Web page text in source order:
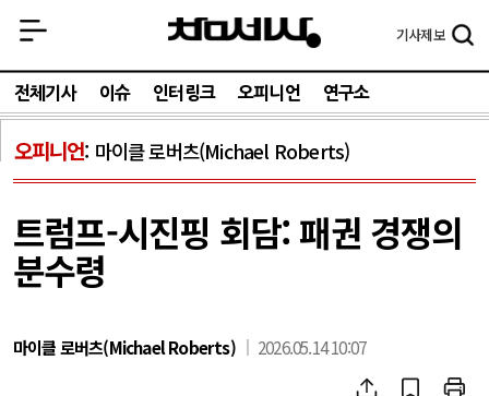
기사제보
전체기사 이슈 인터링크 오피니언 연구소
오피니언 마이클 로버츠(Michael Roberts)
트럼프-시진핑 회담: 패권 경쟁의
분수령
마이클 로버츠(Michael Roberts) 2026.05.14 10:07